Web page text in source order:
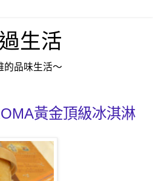
生活
的品味生活～
黃金頂級冰淇淋